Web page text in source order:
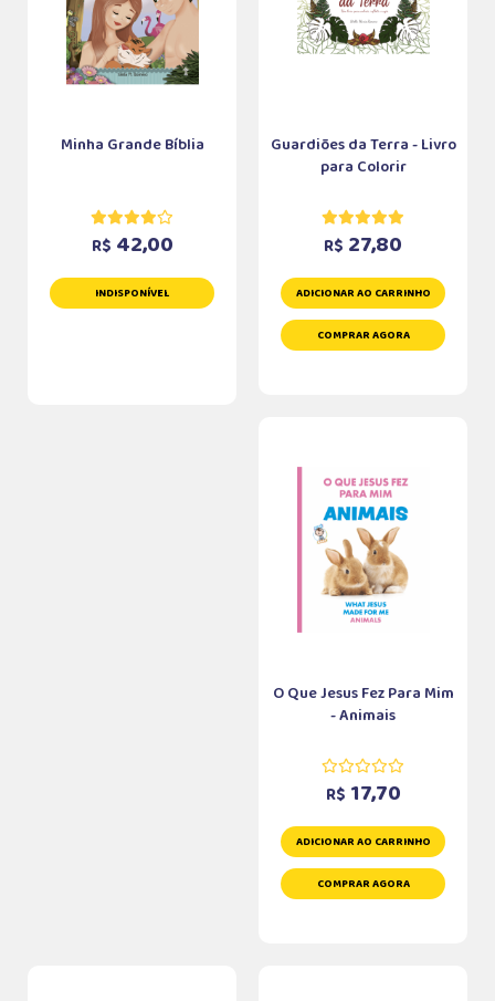
Minha Grande Bíblia
R$ 42,00
INDISPONÍVEL
Guardiões da Terra - Livro
para Colorir
R$ 27,80
ADICIONAR AO CARRINHO
COMPRAR AGORA
O Que Jesus Fez Para Mim
- Animais
R$ 17,70
ADICIONAR AO CARRINHO
COMPRAR AGORA